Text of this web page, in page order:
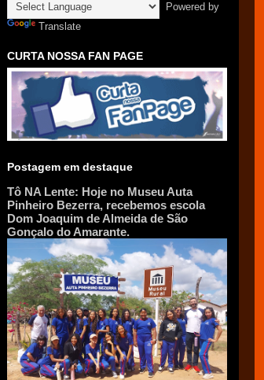
Powered by
Translate
CURTA NOSSA FAN PAGE
Postagem em destaque
Tô NA Lente: Hoje no Museu Auta
Pinheiro Bezerra, recebemos escola
Dom Joaquim de Almeida de São
Gonçalo do Amarante.